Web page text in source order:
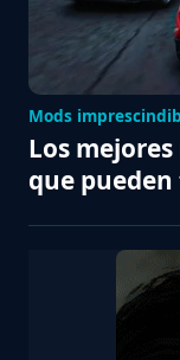
Mods
Los mejores
que